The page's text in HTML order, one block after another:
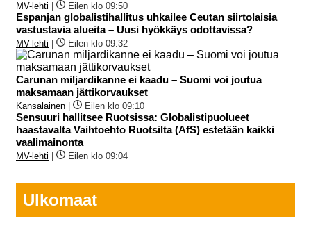
MV-lehti Eilen klo 09:50
Espanjan globalistihallitus uhkailee Ceutan siirtolaisia
vastustavia alueita – Uusi hyökkäys odottavissa?
MV-lehti Eilen klo 09:32
Carunan miljardikanne ei kaadu – Suomi voi joutua
maksamaan jättikorvaukset
Kansalainen Eilen klo 09:10
Sensuuri hallitsee Ruotsissa: Globalistipuolueet
haastavalta Vaihtoehto Ruotsilta (AfS) estetään kaikki
vaalimainonta
MV-lehti Eilen klo 09:04
Ulkomaat